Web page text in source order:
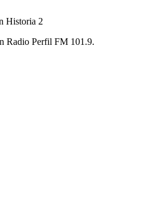
Historia 2
Radio Perfil FM 101.9.